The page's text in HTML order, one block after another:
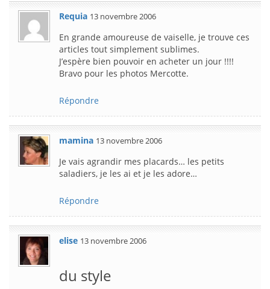
Requia 13 novembre 2006
En grande amoureuse de vaiselle, je trouve ces
articles tout simplement sublimes.
J’espère bien pouvoir en acheter un jour !!!!
Bravo pour les photos Mercotte.
Répondre
mamina 13 novembre 2006
Je vais agrandir mes placards… les petits
saladiers, je les ai et je les adore…
Répondre
elise 13 novembre 2006
du style